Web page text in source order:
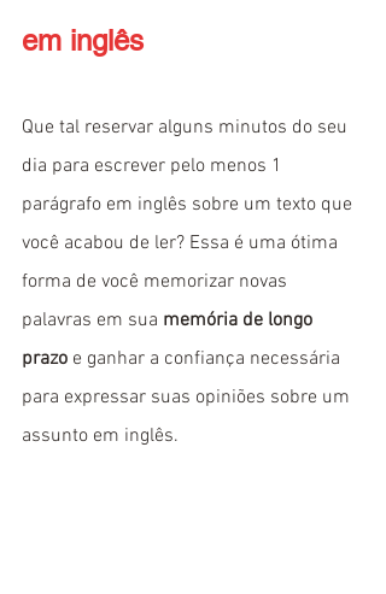
em inglês
Que tal reservar alguns minutos do seu
dia para escrever pelo menos 1
parágrafo em inglês sobre um texto que
você acabou de ler? Essa é uma ótima
forma de você memorizar novas
palavras em sua memória de longo
prazo e ganhar a confiança necessária
para expressar suas opiniões sobre um
assunto em inglês.